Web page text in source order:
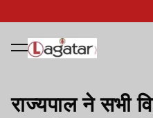
राज्यपाल ने सभी